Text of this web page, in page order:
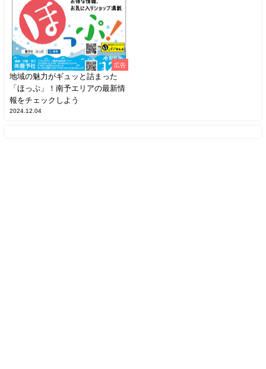
広告
地域の魅力がギュッと詰まった
「ほっぷ」！南予エリアの最新情
報をチェックしよう
2024.12.04